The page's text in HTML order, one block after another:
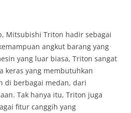
Mitsubishi Triton hadir sebagai
angkut barang yang
yang luar biasa, Triton sangat
keras yang membutuhkan
di berbagai medan, dari
Tak hanya itu, Triton juga
fitur canggih yang